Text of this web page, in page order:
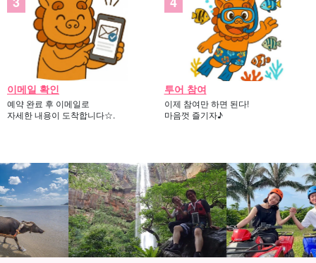
이메일 확인
예약 완료 후 이메일로
자세한 내용이 도착합니다☆.
투어 참여
이제 참여만 하면 된다!
마음껏 즐기자♪